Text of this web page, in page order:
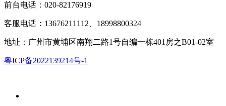
前台电话：020-82176919
客服电话：13676211112、18998800324
地址：广州市黄埔区南翔二路1号自编一栋401房之B01-02室
粤ICP备2022139214号-1